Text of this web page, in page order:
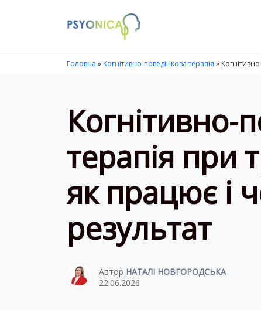
Головна » Когнітивно-поведінкова терапія »
Когнітивно-
терапія при
як працює і
результат
Автор НАТАЛІ НОВГОРОДСЬКА
22.06.2026